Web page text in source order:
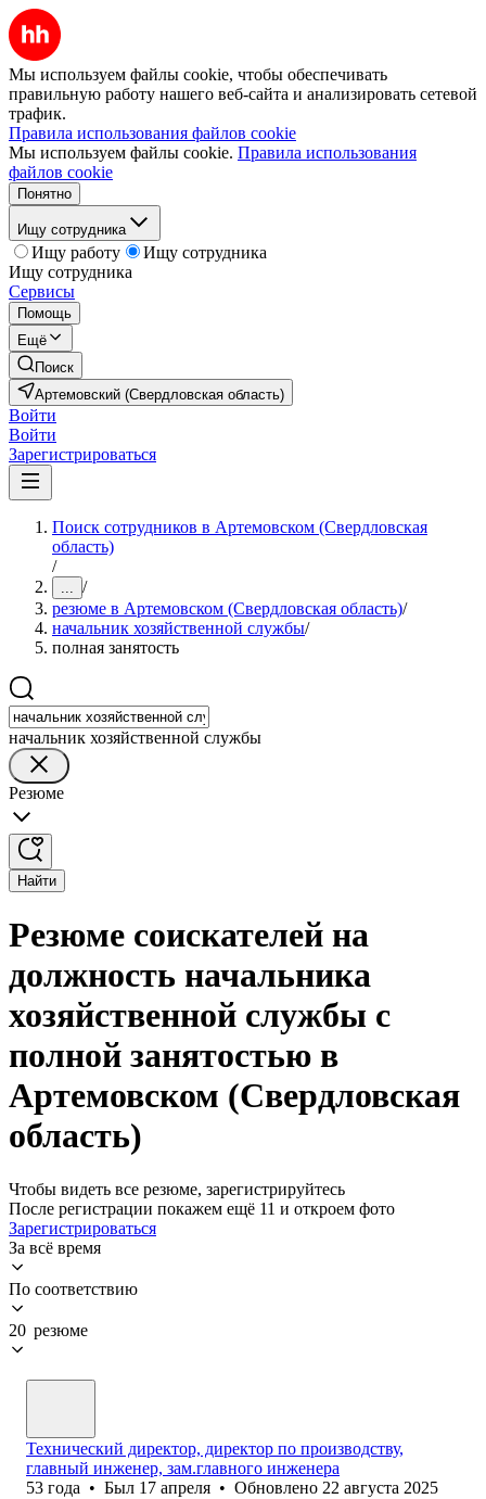
Мы используем файлы cookie, чтобы обеспечивать
правильную работу нашего веб-сайта и анализировать сетевой
трафик.
Правила использования файлов cookie
Мы используем файлы cookie. Правила использования
файлов cookie
Понятно
Ищу сотрудника
Ищу работу
Ищу сотрудника
Ищу сотрудника
Сервисы
Помощь
Ещё
Поиск
Артемовский (Свердловская область)
Войти
Войти
Зарегистрироваться
Поиск сотрудников в Артемовском (Свердловская
область)
/
... /
резюме в Артемовском (Свердловская область)/
начальник хозяйственной службы/
полная занятость
начальник хозяйственной службы
Резюме
Найти
Резюме соискателей на
должность начальника
хозяйственной службы с
полной занятостью в
Артемовском (Свердловская
область)
Чтобы видеть все резюме, зарегистрируйтесь
После регистрации покажем ещё 11 и откроем фото
Зарегистрироваться
За всё время
По соответствию
20 резюме
Технический директор, директор по производству,
главный инженер, зам.главного инженера
53 года • Был 17 апреля • Обновлено 22 августа 2025